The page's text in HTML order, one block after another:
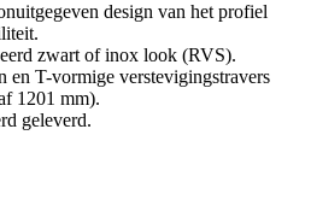
design van het profiel
zwart of inox look (RVS).
en T-vormige verstevigingstravers
1201 mm).
geleverd.